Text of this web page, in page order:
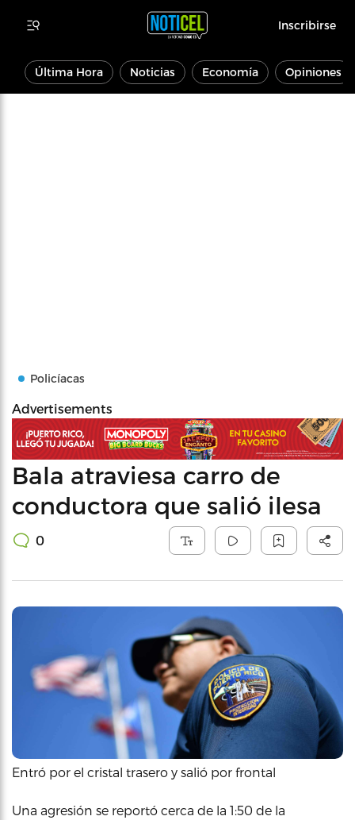
Inscribirse
Última Hora Noticias Economía Opiniones
Policíacas
Advertisements
Bala atraviesa carro de
conductora que salió ilesa
0
Entró por el cristal trasero y salió por frontal
Una agresión se reportó cerca de la 1:50 de la